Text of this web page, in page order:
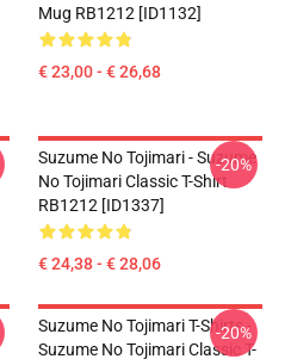
Mug RB1212 [ID1132]
€ 23,00 - € 26,68
Suzume No Tojimari - Suzume
No Tojimari Classic T-Shirt
RB1212 [ID1337]
€ 24,38 - € 28,06
-20%
Suzume No Tojimari T-Shirts -
Suzume No Tojimari Classic T-
-20%